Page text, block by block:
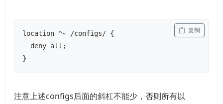
location ^~ /configs/ {
deny all;
}
复制
注意上述configs后面的斜杠不能少，否则所有以